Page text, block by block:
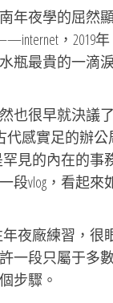
夜學的屈然顯
，
瓶最貴的一滴
很早就決議了
代感實足的辦
罕見的內在的
vlog，看起來
廠練習，很眼
一段只屬于多
步驟。